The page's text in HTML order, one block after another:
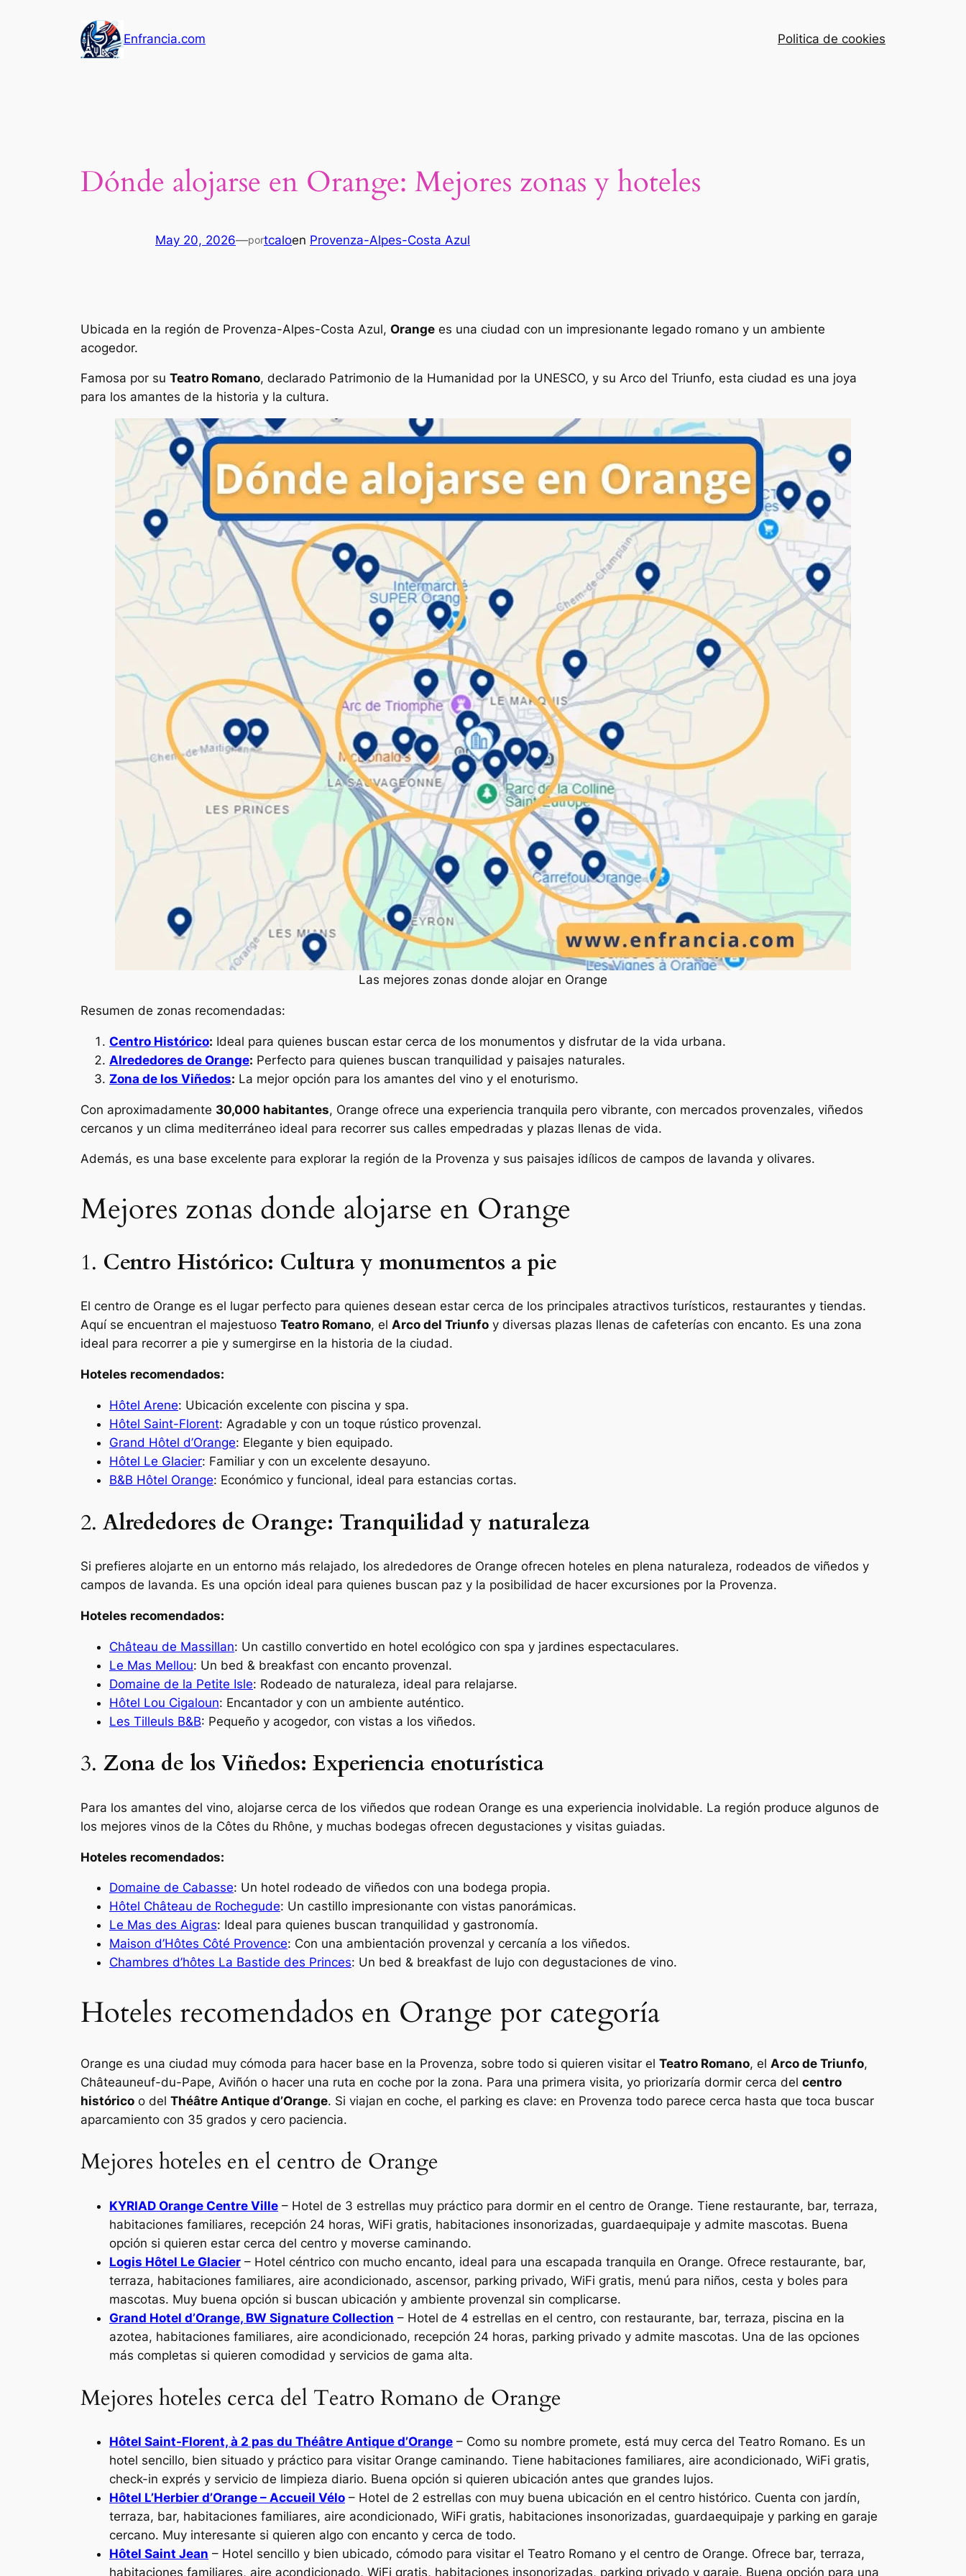
Enfrancia.com Politica de cookies
Dónde alojarse en Orange: Mejores zonas y hoteles
May 20, 2026—portcaloen Provenza-Alpes-Costa Azul
Ubicada en la región de Provenza-Alpes-Costa Azul, Orange es una ciudad con un impresionante legado romano y un ambiente
acogedor.
Famosa por su Teatro Romano, declarado Patrimonio de la Humanidad por la UNESCO, y su Arco del Triunfo, esta ciudad es una joya
para los amantes de la historia y la cultura.
Las mejores zonas donde alojar en Orange
Resumen de zonas recomendadas:
Centro Histórico: Ideal para quienes buscan estar cerca de los monumentos y disfrutar de la vida urbana.
Alrededores de Orange: Perfecto para quienes buscan tranquilidad y paisajes naturales.
Zona de los Viñedos: La mejor opción para los amantes del vino y el enoturismo.
Con aproximadamente 30,000 habitantes, Orange ofrece una experiencia tranquila pero vibrante, con mercados provenzales, viñedos
cercanos y un clima mediterráneo ideal para recorrer sus calles empedradas y plazas llenas de vida.
Además, es una base excelente para explorar la región de la Provenza y sus paisajes idílicos de campos de lavanda y olivares.
Mejores zonas donde alojarse en Orange
1. Centro Histórico: Cultura y monumentos a pie
El centro de Orange es el lugar perfecto para quienes desean estar cerca de los principales atractivos turísticos, restaurantes y tiendas.
Aquí se encuentran el majestuoso Teatro Romano, el Arco del Triunfo y diversas plazas llenas de cafeterías con encanto. Es una zona
ideal para recorrer a pie y sumergirse en la historia de la ciudad.
Hoteles recomendados:
Hôtel Arene: Ubicación excelente con piscina y spa.
Hôtel Saint-Florent: Agradable y con un toque rústico provenzal.
Grand Hôtel d’Orange: Elegante y bien equipado.
Hôtel Le Glacier: Familiar y con un excelente desayuno.
B&B Hôtel Orange: Económico y funcional, ideal para estancias cortas.
2. Alrededores de Orange: Tranquilidad y naturaleza
Si prefieres alojarte en un entorno más relajado, los alrededores de Orange ofrecen hoteles en plena naturaleza, rodeados de viñedos y
campos de lavanda. Es una opción ideal para quienes buscan paz y la posibilidad de hacer excursiones por la Provenza.
Hoteles recomendados:
Château de Massillan: Un castillo convertido en hotel ecológico con spa y jardines espectaculares.
Le Mas Mellou: Un bed & breakfast con encanto provenzal.
Domaine de la Petite Isle: Rodeado de naturaleza, ideal para relajarse.
Hôtel Lou Cigaloun: Encantador y con un ambiente auténtico.
Les Tilleuls B&B: Pequeño y acogedor, con vistas a los viñedos.
3. Zona de los Viñedos: Experiencia enoturística
Para los amantes del vino, alojarse cerca de los viñedos que rodean Orange es una experiencia inolvidable. La región produce algunos de
los mejores vinos de la Côtes du Rhône, y muchas bodegas ofrecen degustaciones y visitas guiadas.
Hoteles recomendados:
Domaine de Cabasse: Un hotel rodeado de viñedos con una bodega propia.
Hôtel Château de Rochegude: Un castillo impresionante con vistas panorámicas.
Le Mas des Aigras: Ideal para quienes buscan tranquilidad y gastronomía.
Maison d’Hôtes Côté Provence: Con una ambientación provenzal y cercanía a los viñedos.
Chambres d’hôtes La Bastide des Princes: Un bed & breakfast de lujo con degustaciones de vino.
Hoteles recomendados en Orange por categoría
Orange es una ciudad muy cómoda para hacer base en la Provenza, sobre todo si quieren visitar el Teatro Romano, el Arco de Triunfo,
Châteauneuf-du-Pape, Aviñón o hacer una ruta en coche por la zona. Para una primera visita, yo priorizaría dormir cerca del centro
histórico o del Théâtre Antique d’Orange. Si viajan en coche, el parking es clave: en Provenza todo parece cerca hasta que toca buscar
aparcamiento con 35 grados y cero paciencia.
Mejores hoteles en el centro de Orange
KYRIAD Orange Centre Ville – Hotel de 3 estrellas muy práctico para dormir en el centro de Orange. Tiene restaurante, bar, terraza,
habitaciones familiares, recepción 24 horas, WiFi gratis, habitaciones insonorizadas, guardaequipaje y admite mascotas. Buena
opción si quieren estar cerca del centro y moverse caminando.
Logis Hôtel Le Glacier – Hotel céntrico con mucho encanto, ideal para una escapada tranquila en Orange. Ofrece restaurante, bar,
terraza, habitaciones familiares, aire acondicionado, ascensor, parking privado, WiFi gratis, menú para niños, cesta y boles para
mascotas. Muy buena opción si buscan ubicación y ambiente provenzal sin complicarse.
Grand Hotel d’Orange, BW Signature Collection – Hotel de 4 estrellas en el centro, con restaurante, bar, terraza, piscina en la
azotea, habitaciones familiares, aire acondicionado, recepción 24 horas, parking privado y admite mascotas. Una de las opciones
más completas si quieren comodidad y servicios de gama alta.
Mejores hoteles cerca del Teatro Romano de Orange
Hôtel Saint-Florent, à 2 pas du Théâtre Antique d’Orange – Como su nombre promete, está muy cerca del Teatro Romano. Es un
hotel sencillo, bien situado y práctico para visitar Orange caminando. Tiene habitaciones familiares, aire acondicionado, WiFi gratis,
check-in exprés y servicio de limpieza diario. Buena opción si quieren ubicación antes que grandes lujos.
Hôtel L’Herbier d’Orange – Accueil Vélo – Hotel de 2 estrellas con muy buena ubicación en el centro histórico. Cuenta con jardín,
terraza, bar, habitaciones familiares, aire acondicionado, WiFi gratis, habitaciones insonorizadas, guardaequipaje y parking en garaje
cercano. Muy interesante si quieren algo con encanto y cerca de todo.
Hôtel Saint Jean – Hotel sencillo y bien ubicado, cómodo para visitar el Teatro Romano y el centro de Orange. Ofrece bar, terraza,
habitaciones familiares, aire acondicionado, WiFi gratis, habitaciones insonorizadas, parking privado y garaje. Buena opción para una